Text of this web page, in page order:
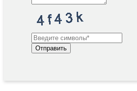
Отправить